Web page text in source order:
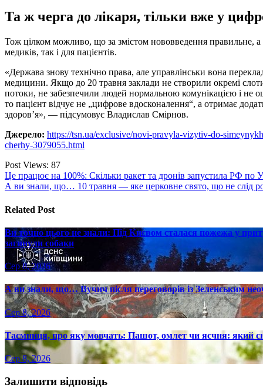
Та ж черга до лікаря, тільки вже у
Тож цілком можливо, що за змістом нововведення правильне,
медиків, так і для пацієнтів.
«Держава знову технічно права, але управлінськи вона
медицини. Якщо до 20 травня заклади не створили окремі
потоки, не забезпечили людей нормальною комунікацією і не
то пацієнт відчує не „цифрове вдосконалення“, а отримає
здоров’я», — підсумовує Владислав Смірнов.
Джерело: https://tsn.ua/exclusive/novi-pravyla-vizytiv-do-
cherhy-3079055.html
Post Views: 87
Навігація
записів
Це працює на 100%: Скільки ракет та дронів запустила РФ по
А ви знали, що… 10 травня — яке церковне свято, що не слід
Related Post
Ви точно цього не знали: Під Києвом сталася пожежа у
загинули собаки
Сер 8, 2026
А ви знали, що… Вучич після переговорів із Зеленським
Сер 8, 2026
Таємниця, про яку мовчать: Пашот, омлет чи яєчня: який
Сер 8, 2026
Залишити відповідь